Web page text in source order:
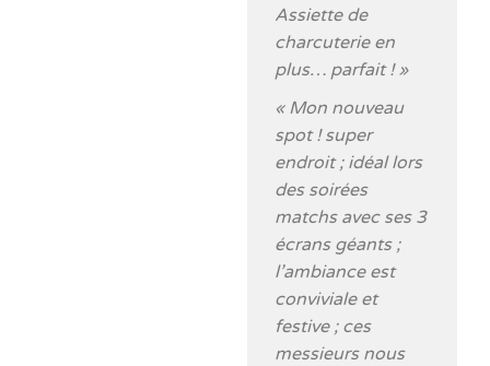
Assiette de
charcuterie en
plus… parfait ! »
« Mon nouveau
spot ! super
endroit ; idéal lors
des soirées
matchs avec ses 3
écrans géants ;
l’ambiance est
conviviale et
festive ; ces
messieurs nous